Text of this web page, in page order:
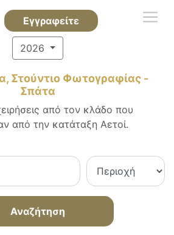
Εγγραφείτε
2026
Στούντιο Φωτογραφίας -
Σπάτα
από τον κλάδο που
από την κατάταξη Αετοί.
Αναζήτηση